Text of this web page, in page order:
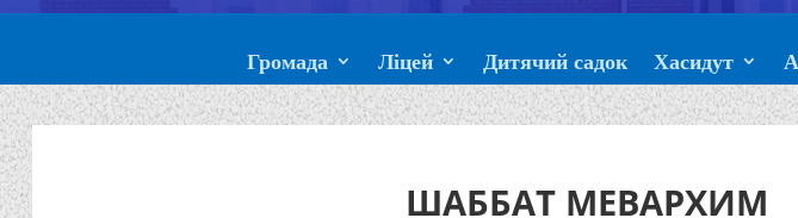
Громада Ліцей Дитячий садок Хасидут
ШАББАТ МЕВАРХИМ